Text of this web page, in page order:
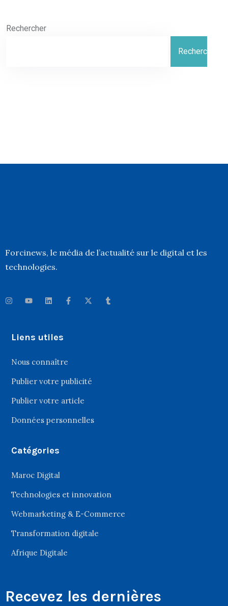
Rechercher
Rechercher
Forcinews, le média de l’actualité sur le digital et les
technologies.
Liens utiles
Nous connaître
Publier votre publicité
Publier votre article
Données personnelles
Catégories
Maroc Digital
Technologies et innovation
Webmarketing & E-Commerce
Transformation digitale
Afrique Digitale
Recevez les dernières